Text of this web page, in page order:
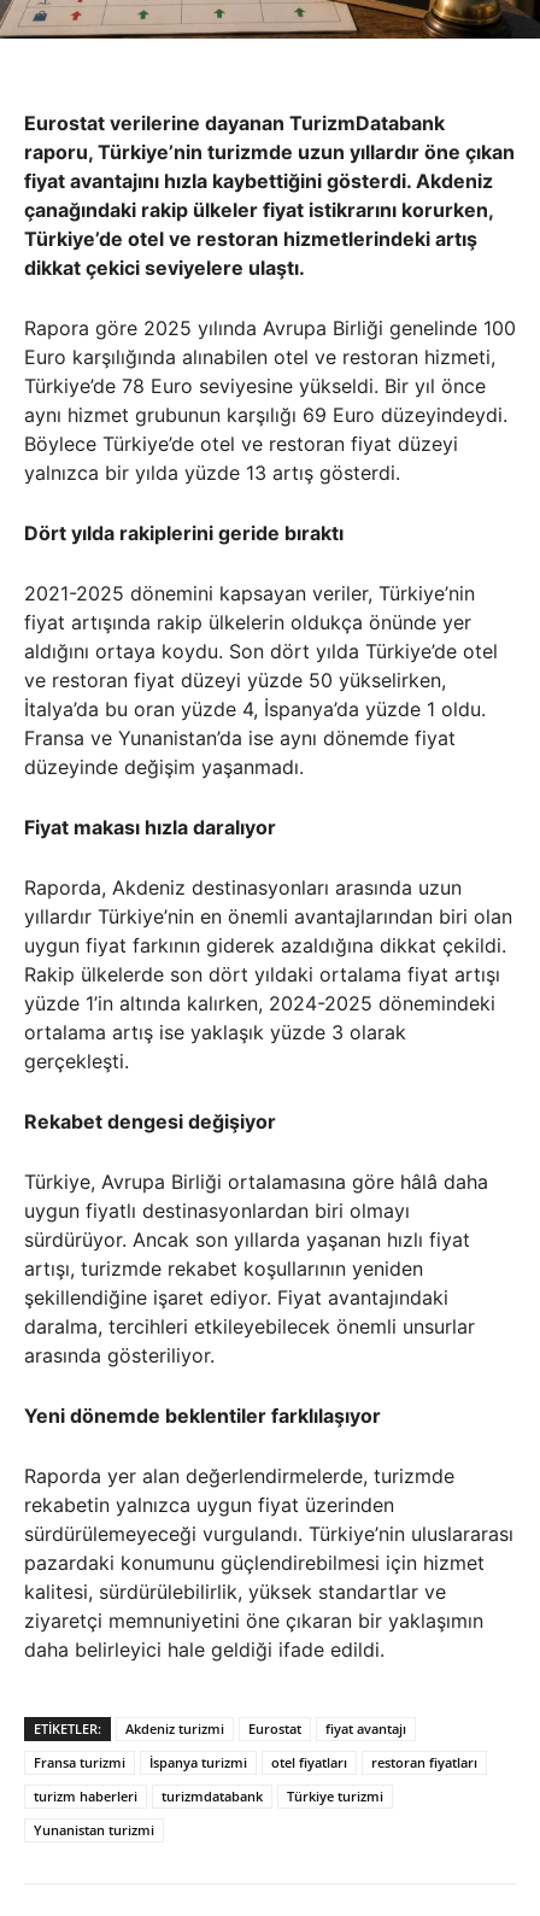
Eurostat verilerine dayanan TurizmDatabank
raporu, Türkiye’nin turizmde uzun yıllardır öne çıkan
fiyat avantajını hızla kaybettiğini gösterdi. Akdeniz
çanağındaki rakip ülkeler fiyat istikrarını korurken,
Türkiye’de otel ve restoran hizmetlerindeki artış
dikkat çekici seviyelere ulaştı.
Rapora göre 2025 yılında Avrupa Birliği genelinde 100
Euro karşılığında alınabilen otel ve restoran hizmeti,
Türkiye’de 78 Euro seviyesine yükseldi. Bir yıl önce
aynı hizmet grubunun karşılığı 69 Euro düzeyindeydi.
Böylece Türkiye’de otel ve restoran fiyat düzeyi
yalnızca bir yılda yüzde 13 artış gösterdi.
Dört yılda rakiplerini geride bıraktı
2021-2025 dönemini kapsayan veriler, Türkiye’nin
fiyat artışında rakip ülkelerin oldukça önünde yer
aldığını ortaya koydu. Son dört yılda Türkiye’de otel
ve restoran fiyat düzeyi yüzde 50 yükselirken,
İtalya’da bu oran yüzde 4, İspanya’da yüzde 1 oldu.
Fransa ve Yunanistan’da ise aynı dönemde fiyat
düzeyinde değişim yaşanmadı.
Fiyat makası hızla daralıyor
Raporda, Akdeniz destinasyonları arasında uzun
yıllardır Türkiye’nin en önemli avantajlarından biri olan
uygun fiyat farkının giderek azaldığına dikkat çekildi.
Rakip ülkelerde son dört yıldaki ortalama fiyat artışı
yüzde 1’in altında kalırken, 2024-2025 dönemindeki
ortalama artış ise yaklaşık yüzde 3 olarak
gerçekleşti.
Rekabet dengesi değişiyor
Türkiye, Avrupa Birliği ortalamasına göre hâlâ daha
uygun fiyatlı destinasyonlardan biri olmayı
sürdürüyor. Ancak son yıllarda yaşanan hızlı fiyat
artışı, turizmde rekabet koşullarının yeniden
şekillendiğine işaret ediyor. Fiyat avantajındaki
daralma, tercihleri etkileyebilecek önemli unsurlar
arasında gösteriliyor.
Yeni dönemde beklentiler farklılaşıyor
Raporda yer alan değerlendirmelerde, turizmde
rekabetin yalnızca uygun fiyat üzerinden
sürdürülemeyeceği vurgulandı. Türkiye’nin uluslararası
pazardaki konumunu güçlendirebilmesi için hizmet
kalitesi, sürdürülebilirlik, yüksek standartlar ve
ziyaretçi memnuniyetini öne çıkaran bir yaklaşımın
daha belirleyici hale geldiği ifade edildi.
ETIKETLER: Akdeniz turizmi Eurostat
fiyat avantajı
Fransa turizmi
İspanya turizmi otel fiyatları
restoran fiyatları
turizm haberleri
turizmdatabank
Türkiye turizmi
Yunanistan turizmi